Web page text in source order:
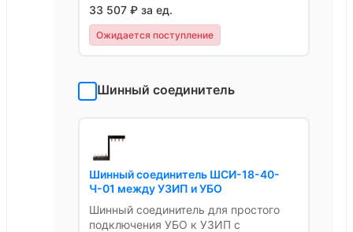
33 507 ₽ за ед.
Ожидается поступление
Шинный соединитель
Шинный соединитель ШСИ-18-40-
Ч-01 между УЗИП и УБО
Шинный соединитель для простого
подключения УБО к УЗИП с